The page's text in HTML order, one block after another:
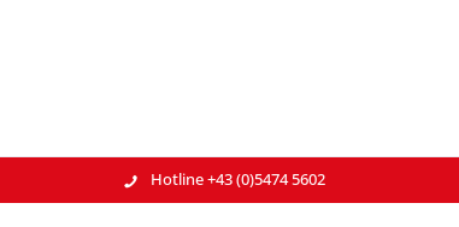
Hotline +43 (0)5474 5602